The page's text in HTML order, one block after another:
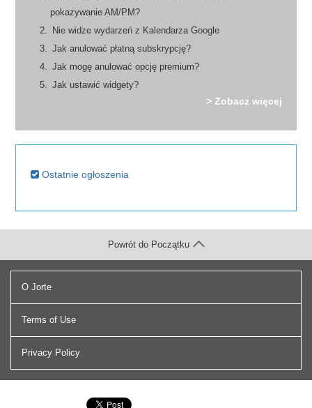
pokazywanie AM/PM?
Nie widze wydarzeń z Kalendarza Google
Jak anulować płatną subskrypcję?
Jak mogę anulować opcję premium?
Jak ustawić widgety?
> Zobacz więcej
Ostatnie ogłoszenia
O Jorte
Terms of Use
Privacy Policy
Powrót do Początku